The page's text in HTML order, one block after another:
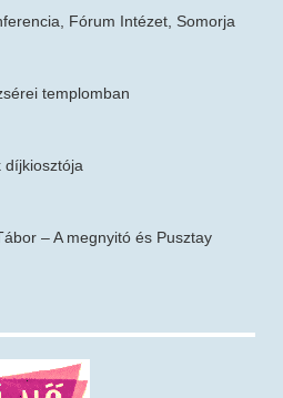
Fórum Intézet, Somorja
templomban
díjkiosztója
– A megnyitó és Pusztay